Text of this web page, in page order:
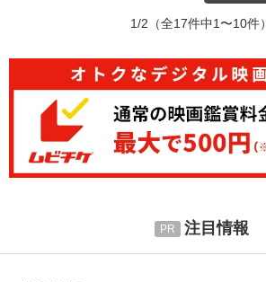
1/2 （全17件中1〜10件）
注目情報